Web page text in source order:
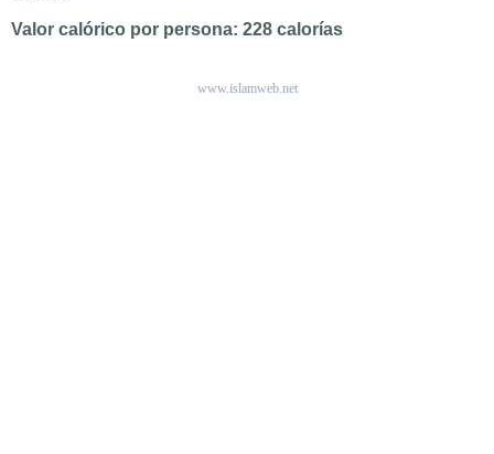
Valor calórico por persona: 228 calorías
www.islamweb.net